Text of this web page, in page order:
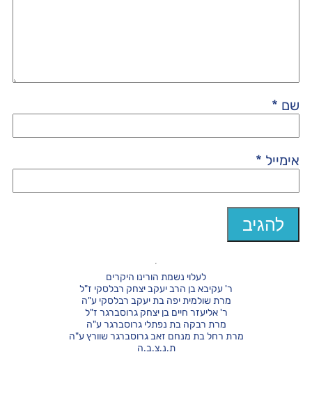
שם *
אימייל *
לעלוי נשמת הורינו היקרים
ר' עקיבא בן הרב יעקב יצחק רבלסקי ז"ל
מרת שולמית יפה בת יעקב רבלסקי ע"ה
ר' אליעזר חיים בן יצחק גרוסברגר ז"ל
מרת רבקה בת נפתלי גרוסברגר ע"ה
מרת רחל בת מנחם זאב גרוסברגר שוורץ ע"ה
ת.נ.צ.ב.ה